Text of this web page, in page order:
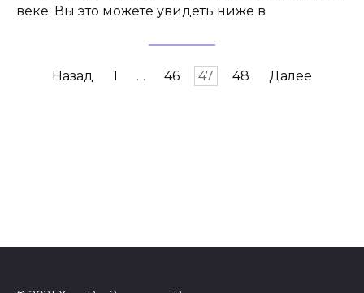
веке. Вы это можете увидеть ниже в
Навигация
Назад 1 … 46 47 48 Далее